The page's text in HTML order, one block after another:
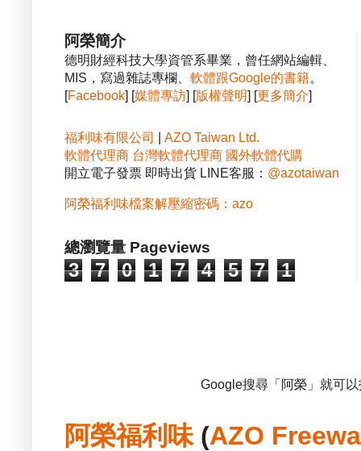
阿榮簡介
德明財經科技大學資管系畢業，曾任網站編輯、
MIS，寫過雜誌專欄、 軟體跟Google的書籍。
[Facebook] [媒體專訪] [版權聲明] [更多簡介]
福利味有限公司
AZO Taiwan Ltd.
軟體代理商 台灣軟體代理商 國外軟體代購
開立電子發票 即時出貨 LINE客服： @azotaiwan
阿榮福利味檔案解壓縮密碼：azo
總瀏覽量 Pageviews
3 7 0 1 7 4 5 7 1
Google搜尋「阿榮」就可
阿榮福利味(AZO